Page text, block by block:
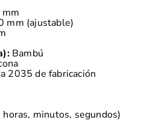
mm (ajustable)
Bambú
2035 de fabricación
horas, minutos, segundos)